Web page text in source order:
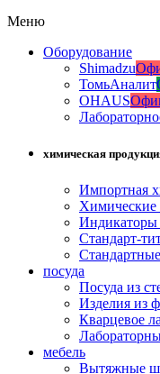
Меню
Оборудование
Shimadzu
ТомьАналит
OHAUS
химическая
Импортная
Химические
Индикаторы
Стандарт-
посуда
Посуда из
Изделия из
Кварцевое
мебель
Вытяжные